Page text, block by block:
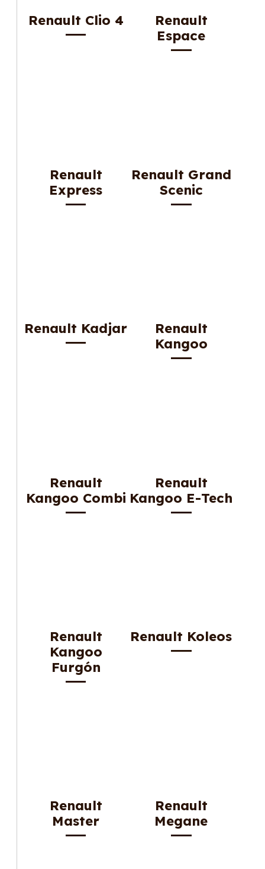
Renault Clio 4
Renault
Espace
Renault
Express
Renault Grand
Scenic
Renault Kadjar
Renault
Kangoo
Renault
Kangoo Combi
Renault
Kangoo E-Tech
Renault
Kangoo
Furgón
Renault Koleos
Renault
Master
Renault
Megane